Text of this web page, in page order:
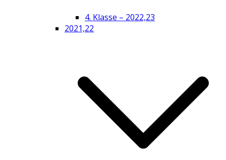
4. Klasse – 2022,23
2021,22